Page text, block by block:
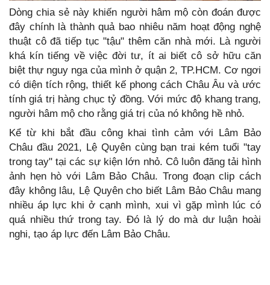
Dòng chia sẻ này khiến người hâm mộ còn đoán được
đây chính là thành quả bao nhiêu năm hoạt động nghệ
thuật cô đã tiếp tục "tậu" thêm căn nhà mới. Là người
khá kín tiếng về việc đời tư, ít ai biết cô sở hữu căn
biệt thự nguy nga của mình ở quận 2, TP.HCM. Cơ ngơi
có diện tích rộng, thiết kế phong cách Châu Âu và ước
tính giá trị hàng chục tỷ đồng. Với mức độ khang trang,
người hâm mộ cho rằng giá trị của nó không hề nhỏ.
Kể từ khi bắt đầu công khai tình cảm với Lâm Bảo
Châu đầu 2021, Lệ Quyên cùng bạn trai kém tuổi "tay
trong tay" tại các sự kiện lớn nhỏ. Cô luôn đăng tải hình
ảnh hẹn hò với Lâm Bảo Châu. Trong đoạn clip cách
đây không lâu, Lệ Quyên cho biết Lâm Bảo Châu mang
nhiều áp lực khi ở cạnh mình, xui vì gặp mình lúc có
quá nhiều thứ trong tay. Đó là lý do mà dư luận hoài
nghi, tạo áp lực đến Lâm Bảo Châu.